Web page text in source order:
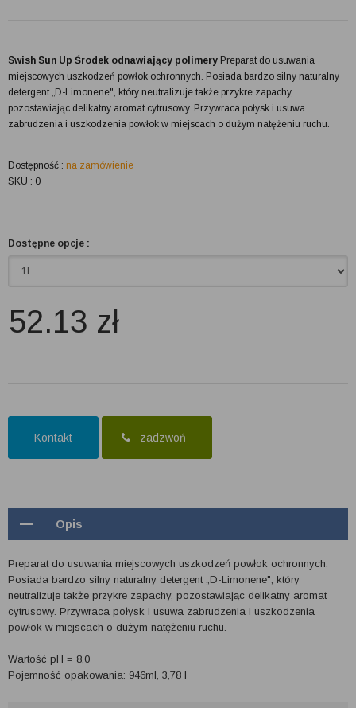
Swish Sun Up Środek odnawiający polimery Preparat do usuwania
miejscowych uszkodzeń powłok ochronnych. Posiada bardzo silny naturalny
detergent „D-Limonene", który neutralizuje także przykre zapachy,
pozostawiając delikatny aromat cytrusowy. Przywraca połysk i usuwa
zabrudzenia i uszkodzenia powłok w miejscach o dużym natężeniu ruchu.
Dostępność : na zamówienie
SKU : 0
Dostępne opcje :
52.13 zł
Kontakt zadzwoń
Opis
Preparat do usuwania miejscowych uszkodzeń powłok ochronnych.
Posiada bardzo silny naturalny detergent „D-Limonene", który
neutralizuje także przykre zapachy, pozostawiając delikatny aromat
cytrusowy. Przywraca połysk i usuwa zabrudzenia i uszkodzenia
powłok w miejscach o dużym natężeniu ruchu.
Wartość pH = 8,0
Pojemność opakowania: 946ml, 3,78 l